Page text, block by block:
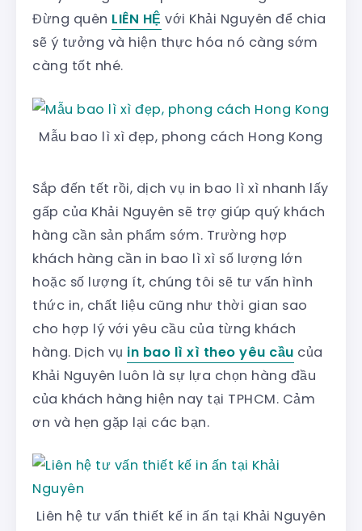
Đừng quên LIÊN HỆ với Khải Nguyên để chia
sẽ ý tưởng và hiện thực hóa nó càng sớm
càng tốt nhé.
Mẫu bao lì xì đẹp, phong cách Hong Kong
Sắp đến tết rồi, dịch vụ in bao lì xì nhanh lấy
gấp của Khải Nguyên sẽ trợ giúp quý khách
hàng cần sản phẩm sớm. Trường hợp
khách hàng cần in bao lì xì số lượng lớn
hoặc số lượng ít, chúng tôi sẽ tư vấn hình
thức in, chất liệu cũng như thời gian sao
cho hợp lý với yêu cầu của từng khách
hàng. Dịch vụ in bao lì xì theo yêu cầu của
Khải Nguyên luôn là sự lựa chọn hàng đầu
của khách hàng hiện nay tại TPHCM. Cảm
ơn và hẹn gặp lại các bạn.
Liên hệ tư vấn thiết kế in ấn tại Khải Nguyên